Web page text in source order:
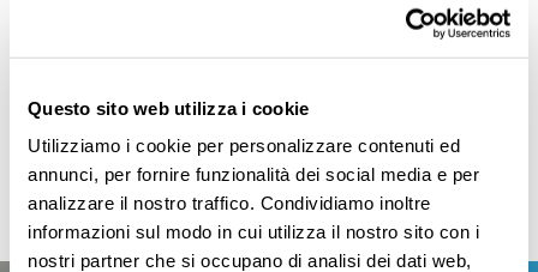
Questo sito web utilizza i cookie
Utilizziamo i cookie per personalizzare contenuti ed
annunci, per fornire funzionalità dei social media e per
analizzare il nostro traffico. Condividiamo inoltre
informazioni sul modo in cui utilizza il nostro sito con i
nostri partner che si occupano di analisi dei dati web,
storie ed esperienze degli ospiti della giornata.
La partecipazione all’evento è gratuita, ma i